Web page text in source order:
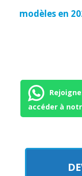
modèles en
accéder à